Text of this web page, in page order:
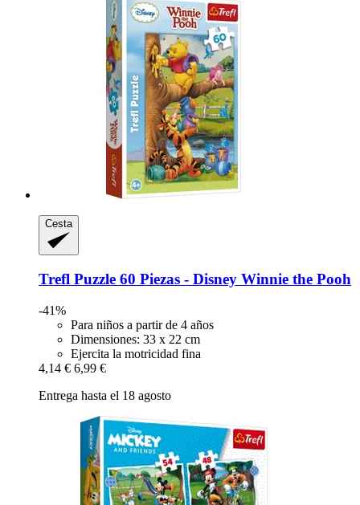
Cesta
Trefl Puzzle 60 Piezas -​ Disney Winnie the Pooh
-41%
Para niños a partir de 4 años
Dimensiones: 33 x 22 cm
Ejercita la motricidad fina
4,14 € 6,99 €
Entrega hasta el 18 agosto